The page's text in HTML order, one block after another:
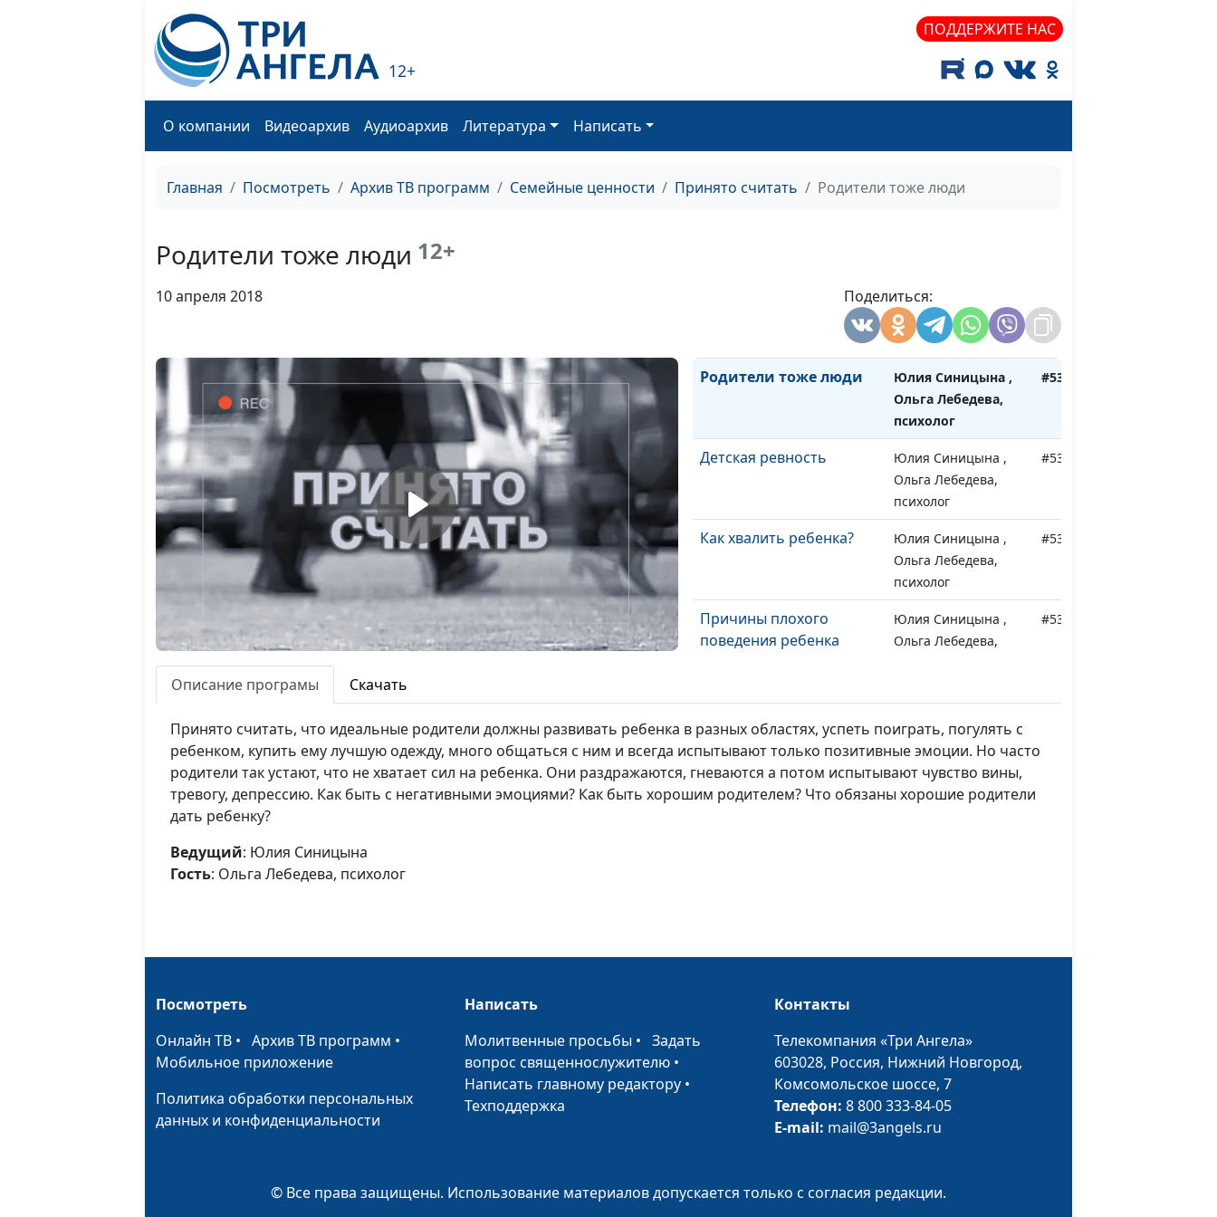
12+
ПОДДЕРЖИТЕ НАС
О компании Видеоархив Аудиоархив Литература Написать
Главная Посмотреть Архив ТВ программ Семейные ценности Принято считать Родители тоже люди
Родители тоже люди 12+
10 апреля 2018 Поделиться:
психолог
Юлия Синицына ,
Ольга Лебедева,
психолог
поведению?
Ольга Лебедева,
Детские страхи (первая
Юлия Синицына ,
Ольга Лебедева,
психолог
Родители тоже люди
Юлия Синицына ,
Ольга Лебедева,
психолог
#535
Детская ревность
Юлия Синицына ,
Ольга Лебедева,
психолог
#534
Как хвалить ребенка?
Юлия Синицына ,
Ольга Лебедева,
психолог
#533
Причины плохого
поведения ребенка
Юлия Синицына ,
Ольга Лебедева,
#532
Причины плохого
поведения ребенка
Юлия Синицына ,
психолог
#531
Обучение в первом
классе
Юлия Синицына ,
Ольга Лебедева,
как справиться?
Ольга Лебедева,
ребенка
Ольга Лебедева,
психолог
Значение сна в развитии
Юлия Синицына ,
Ольга Лебедева,
учиться?
Ольга Лебедева,
Описание програмы Скачать
Принято считать, что идеальные родители должны развивать ребенка в разных областях, успеть поиграть, погулять с
ребенком, купить ему лучшую одежду, много общаться с ним и всегда испытывают только позитивные эмоции. Но часто
родители так устают, что не хватает сил на ребенка. Они раздражаются, гневаются а потом испытывают чувство вины,
тревогу, депрессию. Как быть с негативными эмоциями? Как быть хорошим родителем? Что обязаны хорошие родители
дать ребенку?
Ведущий: Юлия Синицына
Гость: Ольга Лебедева, психолог
Посмотреть
Онлайн ТВ • Архив ТВ программ •
Мобильное приложение
Политика обработки персональных
данных и конфиденциальности
Написать
Молитвенные просьбы •Задать
вопрос священнослужителю •
Написать главному редактору •
Техподдержка
Контакты
Телекомпания «Три Ангела»
603028, Россия, Нижний Новгород,
Комсомольское шоссе, 7
Телефон: 8 800 333-84-05
E-mail: mail@3angels.ru
© Все права защищены. Использование материалов допускается только с согласия редакции.